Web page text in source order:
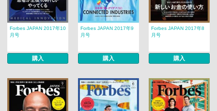
Forbes JAPAN 2017年10
月号
購入
Forbes JAPAN 2017年9
月号
購入
Forbes JAPAN 2017年8
月号
購入